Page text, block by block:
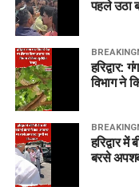
ड्यूटी के दौरान
शहीद होता है, तो
वित्तीय
मिलाकर) दी
आधार पर ₹44
6. 4 साल बाद
पहले उठा
हरिद्वार:
विभाग ने
हरिद्वार
बरसे